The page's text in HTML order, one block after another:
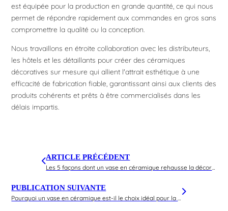
est équipée pour la production en grande quantité, ce qui nous
permet de répondre rapidement aux commandes en gros sans
compromettre la qualité ou la conception.
Nous travaillons en étroite collaboration avec les distributeurs,
les hôtels et les détaillants pour créer des céramiques
décoratives sur mesure qui allient l'attrait esthétique à une
efficacité de fabrication fiable, garantissant ainsi aux clients des
produits cohérents et prêts à être commercialisés dans les
délais impartis.
ARTICLE PRÉCÉDENT
PUBLICATION SUIVANTE